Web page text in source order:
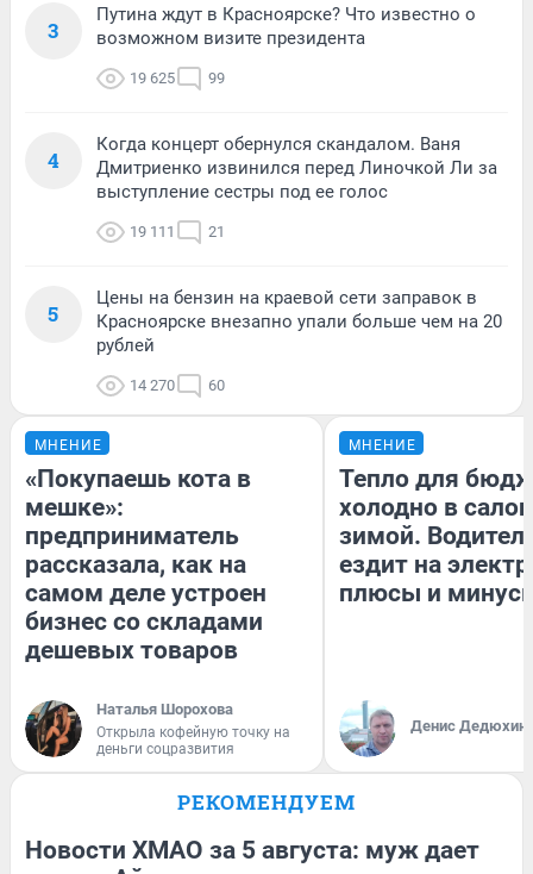
3
Путина ждут в Красноярске? Что известно о
возможном визите президента
19 625 99
4
Когда концерт обернулся скандалом. Ваня
Дмитриенко извинился перед Линочкой Ли за
выступление сестры под ее голос
19 111 21
5
Цены на бензин на краевой сети заправок в
Красноярске внезапно упали больше чем на 20
рублей
14 270 60
МНЕНИЕ
«Покупаешь кота в
мешке»:
предприниматель
рассказала, как на
самом деле устроен
бизнес со складами
дешевых товаров
Наталья Шорохова
Открыла кофейную точку на
деньги соцразвития
МНЕНИЕ
Тепло для
холодно в
зимой.
ездит на
плюсы и
Денис Дедюхин
РЕКОМЕНДУЕМ
Новости ХМАО за 5 августа: муж дает